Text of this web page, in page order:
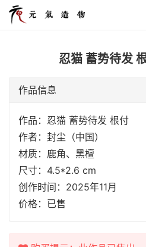
忍猫 蓄势待发
作品信息
作品：忍猫 蓄势待发 根付
作者：封尘（中国）
材质：鹿角、黑檀
尺寸：4.5*2.6 cm
创作时间：2025年11月
价格：已售